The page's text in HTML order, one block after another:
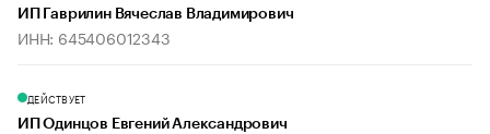
ИП Гаврилин Вячеслав Владимирович
ИНН: 645406012343
ДЕЙСТВУЕТ
ИП Одинцов Евгений Александрович